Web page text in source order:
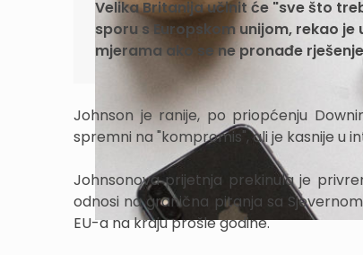
Velika Britanija učinit će "sve što
sporu s Europskom unijom, rekao
mjerama ako se ne pronađe
Johnson je ranije, po priopćenju
spremni na "kompromis", ali je kasnije u
Johnsonova prijetnja prekinula je
odnosi na granična pitanja sa
EU-a na kraju prošle godine.